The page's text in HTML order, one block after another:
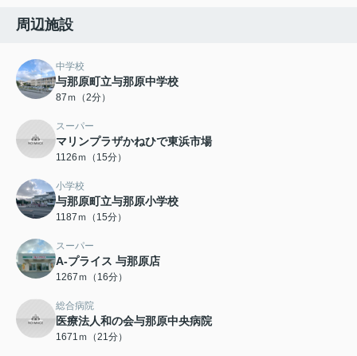
周辺施設
中学校
与那原町立与那原中学校
87ｍ（2分）
スーパー
マリンプラザかねひで東浜市場
1126ｍ（15分）
小学校
与那原町立与那原小学校
1187ｍ（15分）
スーパー
A-プライス 与那原店
1267ｍ（16分）
総合病院
医療法人和の会与那原中央病院
1671ｍ（21分）